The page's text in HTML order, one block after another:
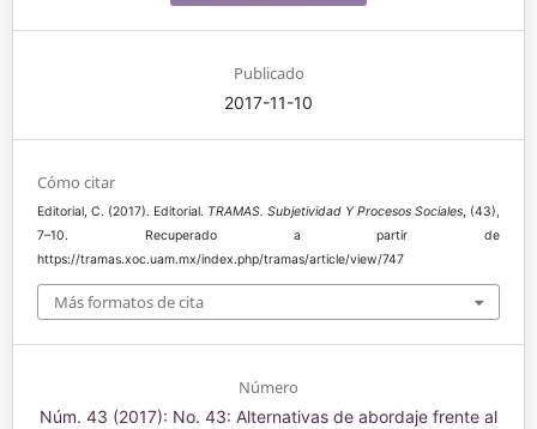
Publicado
2017-11-10
Cómo citar
Editorial, C. (2017). Editorial. TRAMAS. Subjetividad Y Procesos Sociales, (43),
7–10. Recuperado a partir de
https://tramas.xoc.uam.mx/index.php/tramas/article/view/747
Más formatos de cita
Número
Núm. 43 (2017): No. 43: Alternativas de abordaje frente al